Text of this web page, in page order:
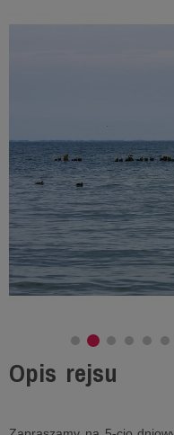
Opis rejsu